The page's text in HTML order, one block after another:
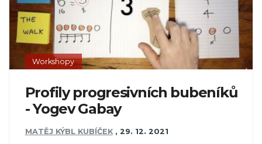
Workshopy
Profily progresivních bubeníků
- Yogev Gabay
MATĚJ KÝBL KUBÍČEK , 29. 12. 2021